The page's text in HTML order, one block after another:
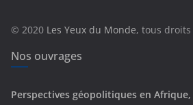
e
s
© 2020 Les Yeux du Monde, tous droits
Nos ouvrages
Perspectives géopolitiques en